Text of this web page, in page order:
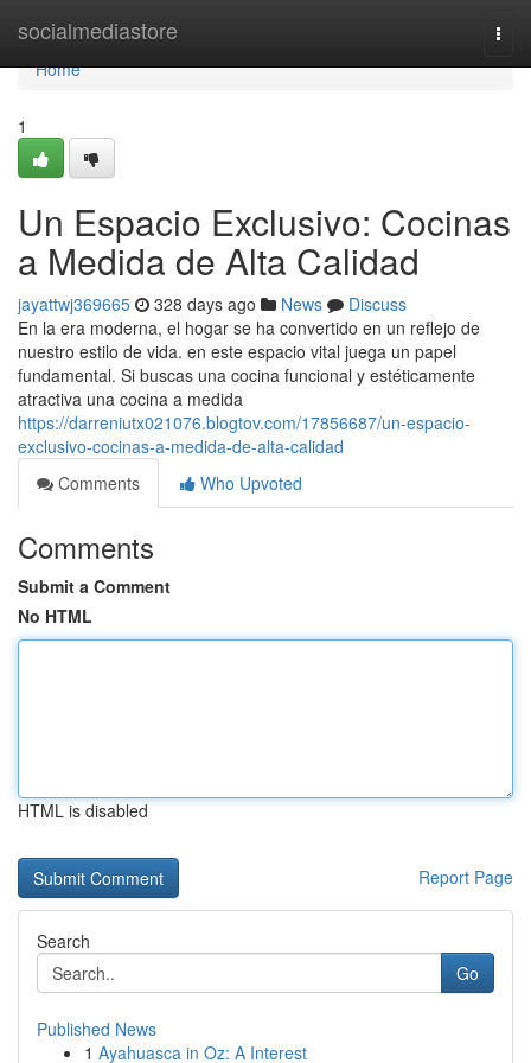
socialmediastore
Home
Home
1
Un Espacio Exclusivo: Cocinas
a Medida de Alta Calidad
jayattwj369665 328 days ago News
Discuss
En la era moderna, el hogar se ha convertido en un reflejo de
nuestro estilo de vida. en este espacio vital juega un papel
fundamental. Si buscas una cocina funcional y estéticamente
atractiva una cocina a medida
https://darreniutx021076.blogtov.com/17856687/un-espacio-
exclusivo-cocinas-a-medida-de-alta-calidad
Comments
Who Upvoted
Comments
Submit a Comment
No HTML
HTML is disabled
Report Page
Search
Go
Published News
1 Ayahuasca in Oz: A Interest